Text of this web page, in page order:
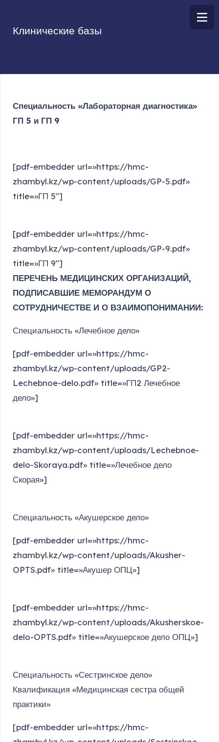
Клинические базы
Специальность «Лабораторная диагностика»
ГП 5 и ГП 9
[pdf-embedder url=»https://hmc-
zhambyl.kz/wp-content/uploads/GP-5.pdf»
title=»ГП 5″]
[pdf-embedder url=»https://hmc-
zhambyl.kz/wp-content/uploads/GP-9.pdf»
title=»ГП 9″]
ПЕРЕЧЕНЬ МЕДИЦИНСКИХ ОРГАНИЗАЦИЙ,
ПОДПИСАВШИЕ МЕМОРАНДУМ О
СОТРУДНИЧЕСТВЕ И О ВЗАИМОПОНИМАНИИ:
Специальность «Лечебное дело»
[pdf-embedder url=»https://hmc-
zhambyl.kz/wp-content/uploads/GP2-
Lechebnoe-delo.pdf» title=»ГП2 Лечебное
дело»]
[pdf-embedder url=»https://hmc-
zhambyl.kz/wp-content/uploads/Lechebnoe-
delo-Skoraya.pdf» title=»Лечебное дело
Скорая»]
Специальность «Акушерское дело»
[pdf-embedder url=»https://hmc-
zhambyl.kz/wp-content/uploads/Akusher-
OPTS.pdf» title=»Акушер ОПЦ»]
[pdf-embedder url=»https://hmc-
zhambyl.kz/wp-content/uploads/Akusherskoe-
delo-OPTS.pdf» title=»Акушерское дело ОПЦ»]
Специальность «Сестринское дело»
Квалификация «Медицинская сестра общей
практики»
[pdf-embedder url=»https://hmc-